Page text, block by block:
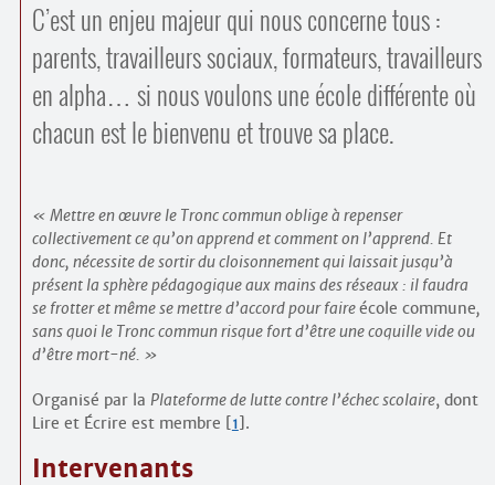
C’est un enjeu majeur qui nous concerne tous :
parents, travailleurs sociaux, formateurs, travailleurs
en alpha… si nous voulons une école différente où
chacun est le bienvenu et trouve sa place.
Mettre en œuvre le Tronc commun oblige à repenser
collectivement ce qu’on apprend et comment on l’apprend. Et
donc, nécessite de sortir du cloisonnement qui laissait jusqu’à
présent la sphère pédagogique aux mains des réseaux : il faudra
se frotter et même se mettre d’accord pour faireécole commune,
sans quoi le Tronc commun risque fort d’être une coquille vide ou
d’être mort-né.
Organisé par la Plateforme de lutte contre l’échec scolaire, dont
Lire et Écrire est membre [1].
Intervenants